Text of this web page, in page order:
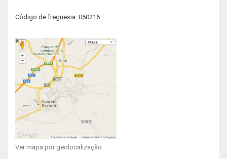
Código de freguesia: 050216
Ver mapa por geolocalização